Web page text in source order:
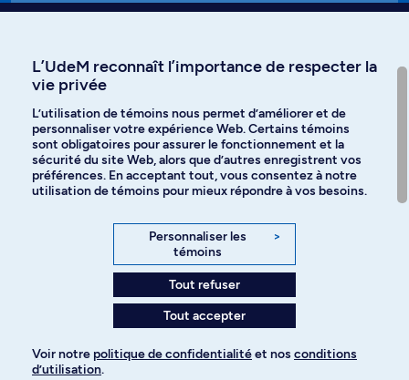
Langues
Facebook Instagram
YouTube
Politique de confidentialité
L’UdeM reconnaît l’importance de respecter la
vie privée
L’utilisation de témoins nous permet d’améliorer et de
personnaliser votre expérience Web. Certains témoins
sont obligatoires pour assurer le fonctionnement et la
sécurité du site Web, alors que d’autres enregistrent vos
préférences. En acceptant tout, vous consentez à notre
utilisation de témoins pour mieux répondre à vos besoins.
Personnaliser les
témoins
>
Tout refuser
Tout accepter
Voir notre politique de confidentialitéet nos conditions
d’utilisation.